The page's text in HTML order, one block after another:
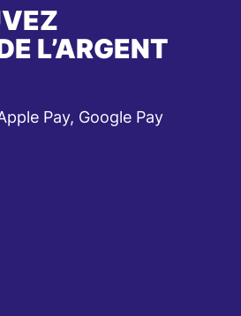
L’ARGENT
Pay, Google Pay